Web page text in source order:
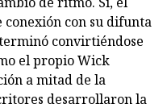
con su difunta
convirtiéndose
el propio Wick
a mitad de la
desarrollaron la